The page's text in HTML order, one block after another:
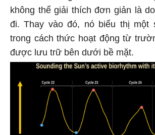
không thể giải thích đơn giản là
đi. Thay vào đó, nó biểu thị một
trong cách thức hoạt động từ
được lưu trữ bên dưới bề mặt.